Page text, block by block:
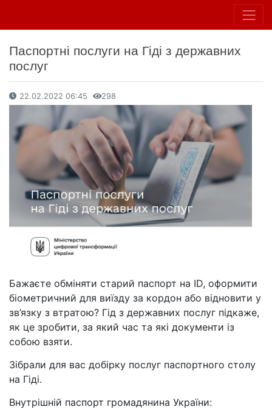
Паспортні послуги на Гіді з державних
послуг
22.02.2022 06:45 298
Бажаєте обміняти старий паспорт на ID, оформити
біометричний для виїзду за кордон або відновити у
зв’язку з втратою? Гід з державних послуг підкаже,
як це зробити, за який час та які документи із
собою взяти.
Зібрали для вас добірку послуг паспортного столу
на Гіді.
Внутрішній паспорт громадянина України: